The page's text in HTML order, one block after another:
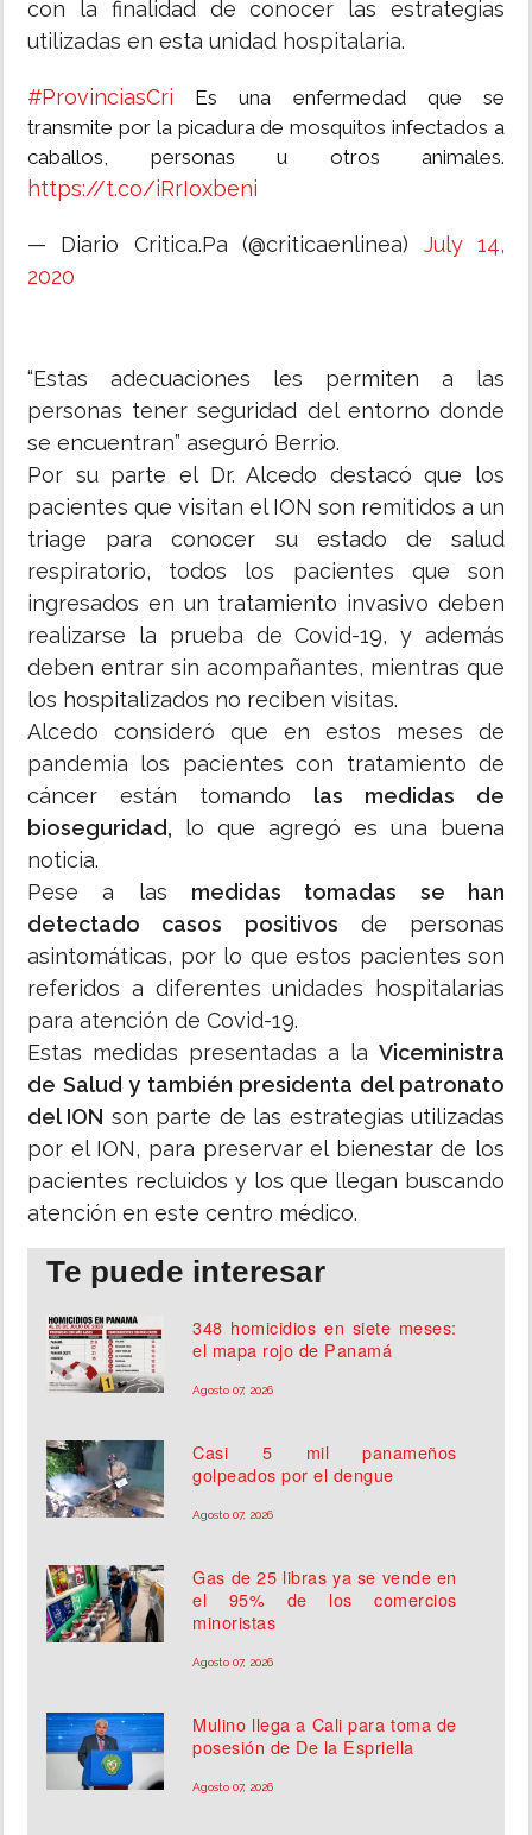
con la finalidad de conocer las estrategias
utilizadas en esta unidad hospitalaria.
#ProvinciasCri Es una enfermedad que se
transmite por la picadura de mosquitos infectados a
caballos, personas u otros animales.
https://t.co/iRrIoxbeni
— Diario Critica.Pa (@criticaenlinea) July 14,
2020
“Estas adecuaciones les permiten a las
personas tener seguridad del entorno donde
se encuentran” aseguró Berrio.
Por su parte el Dr. Alcedo destacó que los
pacientes que visitan el ION son remitidos a un
triage para conocer su estado de salud
respiratorio, todos los pacientes que son
ingresados en un tratamiento invasivo deben
realizarse la prueba de Covid-19, y además
deben entrar sin acompañantes, mientras que
los hospitalizados no reciben visitas.
Alcedo consideró que en estos meses de
pandemia los pacientes con tratamiento de
cáncer están tomando las medidas de
bioseguridad, lo que agregó es una buena
noticia.
Pese a las medidas tomadas se han
detectado casos positivos de personas
asintomáticas, por lo que estos pacientes son
referidos a diferentes unidades hospitalarias
para atención de Covid-19.
Estas medidas presentadas a la Viceministra
de Salud y también presidenta del patronato
del ION son parte de las estrategias utilizadas
por el ION, para preservar el bienestar de los
pacientes recluidos y los que llegan buscando
atención en este centro médico.
Te puede interesar
348 homicidios en siete meses:
el mapa rojo de Panamá
Agosto 07, 2026
Casi 5 mil panameños
golpeados por el dengue
Agosto 07, 2026
Gas de 25 libras ya se vende en
el 95% de los comercios
minoristas
Agosto 07, 2026
Mulino llega a Cali para toma de
posesión de De la Espriella
Agosto 07, 2026